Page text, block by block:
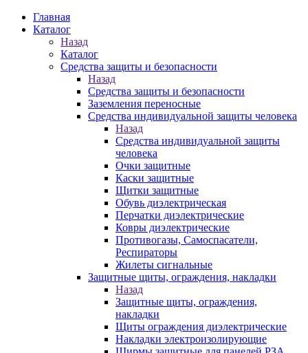
Главная
Каталог
Назад
Каталог
Средства защиты и безопасности
Назад
Средства защиты и безопасности
Заземления переносные
Средства индивидуальной защиты человека
Назад
Средства индивидуальной защиты
человека
Очки защитные
Каски защитные
Щитки защитные
Обувь диэлектрическая
Перчатки диэлектрические
Ковры диэлектрические
Противогазы, Самоспасатели,
Респираторы
Жилеты сигнальные
Защитные щиты, ограждения, накладки
Назад
Защитные щиты, ограждения,
накладки
Щиты ограждения диэлектрические
Накладки электроизолирующие